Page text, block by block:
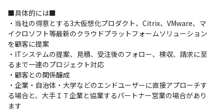
■具体的には■
・当社の得意とする3大仮想化プロダクト、Citrix、VMware、マ
イクロソフト等最新のクラウドプラットフォームソリューション
を顧客に提案
・ITシステムの提案、見積、受注後のフォロー、検収、請求に至
るまで一連のプロジェクト対応
・顧客との関係醸成
・企業・自治体・大学などのエンドユーザーに直接アプローチす
る場合と、大手ＩＴ企業と協業するパートナー営業の場合があり
ます